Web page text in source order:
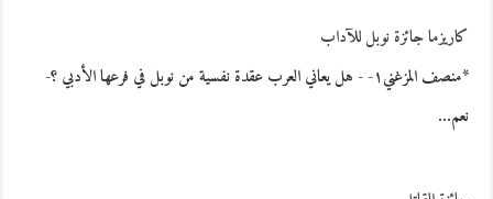
كاريزما جائزة نوبل للآداب
*منصف المزغني١- - هل يعاني العرب عقدة نفسية من نوبل في فرعها الأدبي ؟-
نعم…